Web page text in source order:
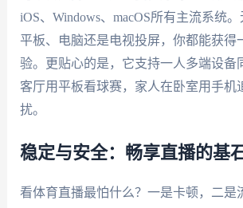
iOS、Windows、macOS所有主流系统。
平板、电脑还是电视投屏，你都能获得
验。更贴心的是，它支持一人多端设备
客厅用平板看球赛，家人在卧室用手机
扰。
稳定与安全：畅享直播的基
看体育直播最怕什么？一是卡顿，二是